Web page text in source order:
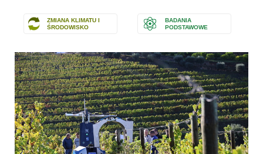
ZMIANA KLIMATU I
ŚRODOWISKO
BADANIA
PODSTAWOWE